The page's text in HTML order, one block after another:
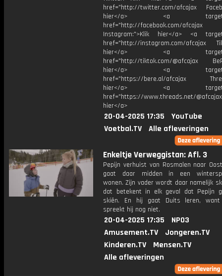
href="http://twitter.com/afcajax
hier</a> <a
href="http://facebook.com/afcajax
Instagram:">Klik hier</a> <a
href="http://instagram.com/afcajax
hier</a> <a
href="http://tiktok.com/@afcajax
hier</a> <a
href="https://bere.al/afcajax
hier</a> <a
href="https://www.threads.net/
hier</a>
20-04-2025 17:35
YouTube
Voetbal.TV
Alle afleveringen
Enkeltje Verweggistan: Afl. 3
Pepijn verhuist van Rosmalen naar
gaat daar midden in een
wonen. Zijn vader wordt daar namelijk
dat betekent in elk geval dat Pepijn
skiën. En hij gaat Duits leren,
spreekt hij nog niet.
20-04-2025 17:35
NPO3
Amusement.TV
Jongeren.TV
Kinderen.TV
Mensen.TV
Alle afleveringen